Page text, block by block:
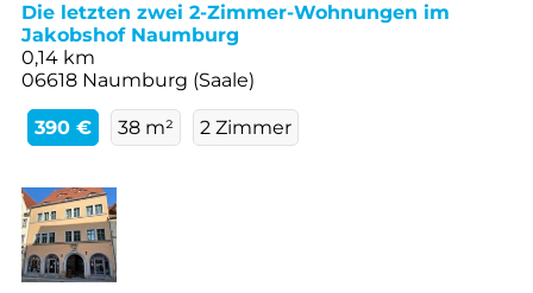
Die letzten zwei 2-Zimmer-Wohnungen im
Jakobshof Naumburg
0,14 km
06618 Naumburg (Saale)
390 € 38 m² 2 Zimmer